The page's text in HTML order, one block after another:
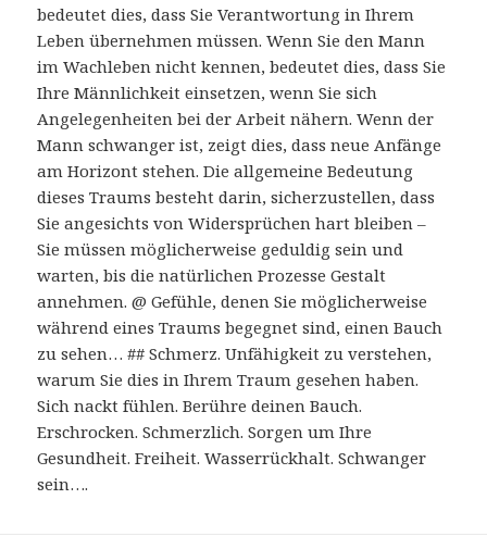
bedeutet dies, dass Sie Verantwortung in Ihrem
Leben übernehmen müssen. Wenn Sie den Mann
im Wachleben nicht kennen, bedeutet dies, dass Sie
Ihre Männlichkeit einsetzen, wenn Sie sich
Angelegenheiten bei der Arbeit nähern. Wenn der
Mann schwanger ist, zeigt dies, dass neue Anfänge
am Horizont stehen. Die allgemeine Bedeutung
dieses Traums besteht darin, sicherzustellen, dass
Sie angesichts von Widersprüchen hart bleiben –
Sie müssen möglicherweise geduldig sein und
warten, bis die natürlichen Prozesse Gestalt
annehmen. @ Gefühle, denen Sie möglicherweise
während eines Traums begegnet sind, einen Bauch
zu sehen… ## Schmerz. Unfähigkeit zu verstehen,
warum Sie dies in Ihrem Traum gesehen haben.
Sich nackt fühlen. Berühre deinen Bauch.
Erschrocken. Schmerzlich. Sorgen um Ihre
Gesundheit. Freiheit. Wasserrückhalt. Schwanger
sein….